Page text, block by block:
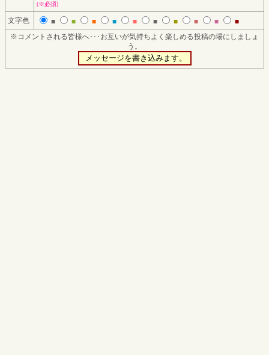
(※必須)
文字色 ■ ■ ■ ■ ■ ■ ■ ■ ■
■
※コメントされる皆様へ･･･お互いが気持ちよく楽しめる投稿の場にしましょ
う。